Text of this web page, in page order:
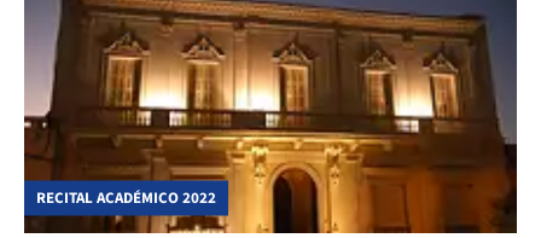
RECITAL ACADÉMICO 2022